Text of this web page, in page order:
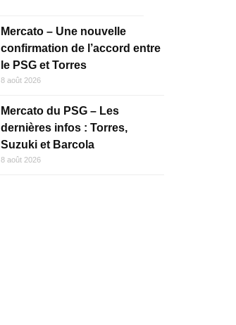
Mercato – Une nouvelle
confirmation de l’accord entre
le PSG et Torres
8 août 2026
Mercato du PSG – Les
dernières infos : Torres,
Suzuki et Barcola
8 août 2026